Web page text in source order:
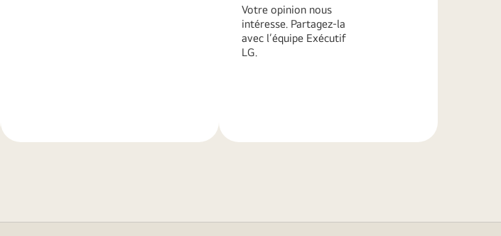
Votre opinion nous
intéresse. Partagez-la
avec l’équipe Exécutif
LG.